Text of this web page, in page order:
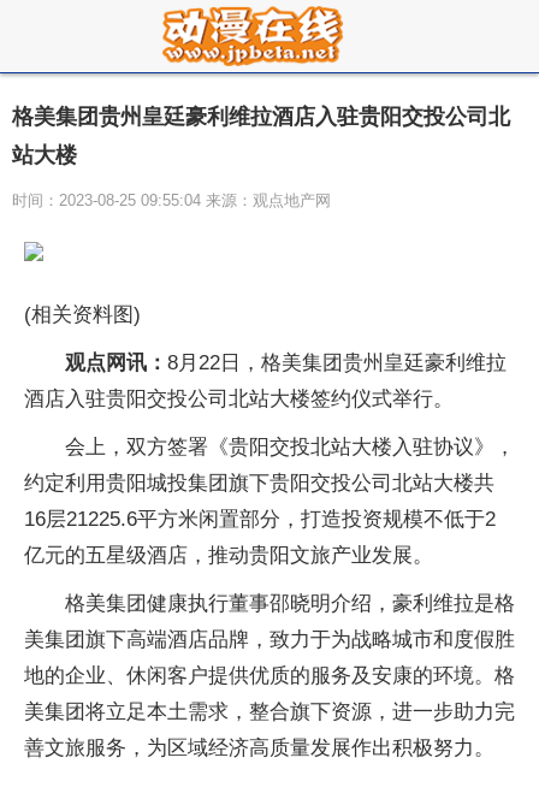
格美集团贵州皇廷豪利维拉酒店入驻贵阳交投公司北
站大楼
时间：2023-08-25 09:55:04 来源：观点地产网
(相关资料图)
观点网讯： 8月22日，格美集团贵州皇廷豪利维拉
酒店入驻贵阳交投公司北站大楼签约仪式举行。
会上，双方签署《贵阳交投北站大楼入驻协议》，
约定利用贵阳城投集团旗下贵阳交投公司北站大楼共
16层21225.6平方米闲置部分，打造投资规模不低于2
亿元的五星级酒店，推动贵阳文旅产业发展。
格美集团健康执行董事邵晓明介绍，豪利维拉是格
美集团旗下高端酒店品牌，致力于为战略城市和度假胜
地的企业、休闲客户提供优质的服务及安康的环境。格
美集团将立足本土需求，整合旗下资源，进一步助力完
善文旅服务，为区域经济高质量发展作出积极努力。